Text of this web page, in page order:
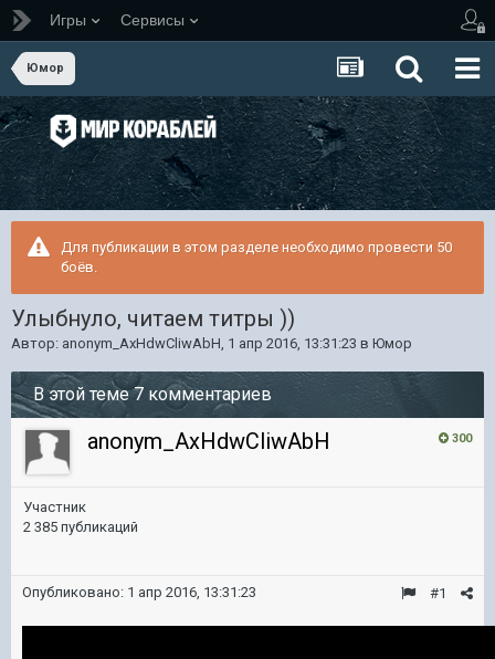
Игры Сервисы
Юмор
Для публикации в этом разделе необходимо провести 50
боёв.
Улыбнуло, читаем титры ))
Автор: anonym_AxHdwCliwAbH, 1 апр 2016, 13:31:23 в Юмор
В этой теме 7 комментариев
300
anonym_AxHdwCliwAbH
Участник
2 385 публикаций
#1
Опубликовано: 1 апр 2016, 13:31:23